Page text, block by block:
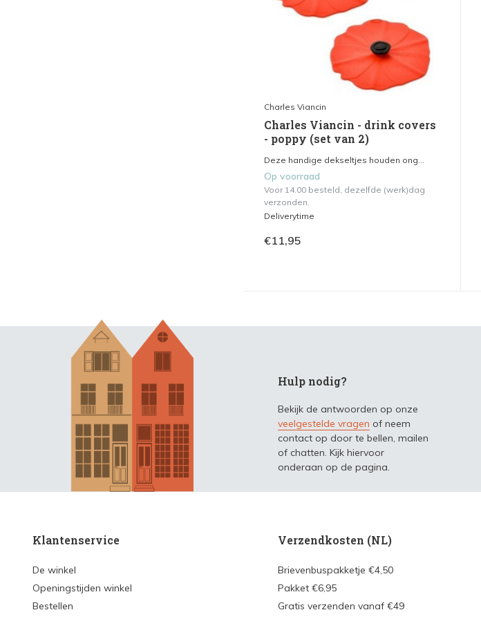
Charles Viancin
Charles Viancin - drink covers
- poppy (set van 2)
Deze handige dekseltjes houden ong...
Op voorraad
Voor 14.00 besteld, dezelfde (werk)dag
verzonden.
Deliverytime
€11,95
Hulp nodig?
Bekijk de antwoorden op onze
veelgestelde vragen of neem
contact op door te bellen, mailen
of chatten. Kijk hiervoor
onderaan op de pagina.
Klantenservice
De winkel
Openingstijden winkel
Bestellen
Verzendkosten (NL)
Brievenbuspakketje €4,50
Pakket €6,95
Gratis verzenden vanaf €49